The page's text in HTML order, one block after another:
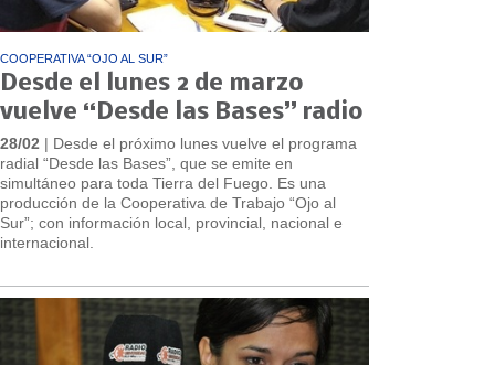
COOPERATIVA “OJO AL SUR”
Desde el lunes 2 de marzo
vuelve “Desde las Bases” radio
28/02 | Desde el próximo lunes vuelve el programa
radial “Desde las Bases”, que se emite en
simultáneo para toda Tierra del Fuego. Es una
producción de la Cooperativa de Trabajo “Ojo al
Sur”; con información local, provincial, nacional e
internacional.